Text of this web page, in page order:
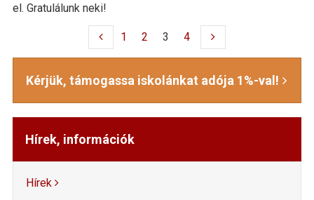
el. Gratulálunk neki!
1 2 3 4
Kérjük, támogassa iskolánkat adója 1%-val!
Hírek, információk
Hírek